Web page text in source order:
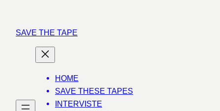
contenuto
SAVE THE TAPE
HOME
SAVE THESE TAPES
INTERVISTE